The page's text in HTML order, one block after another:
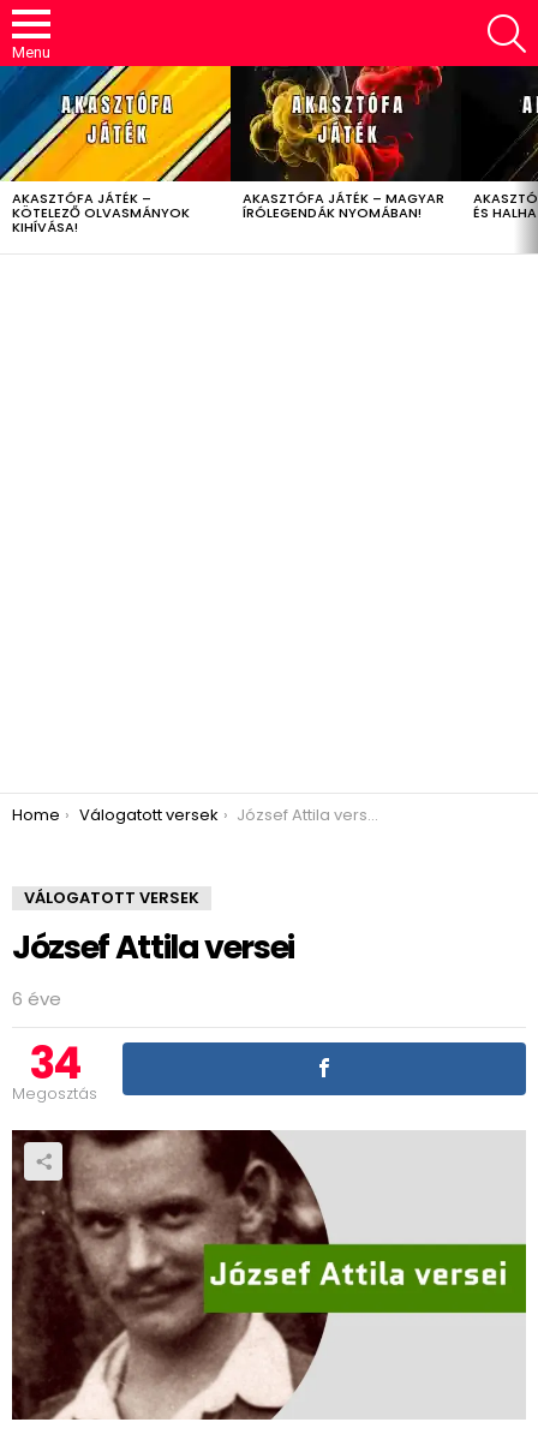
Menu
LATEST
STORIES
AKASZTÓFA JÁTÉK –
KÖTELEZŐ OLVASMÁNYOK
KIHÍVÁSA!
AKASZTÓFA JÁTÉK – MAGYAR
ÍRÓLEGENDÁK NYOMÁBAN! ÉS
You are here:
Home Válogatott versek József Attila versei
VÁLOGATOTT VERSEK
József Attila versei
6 éve
34
Megosztás